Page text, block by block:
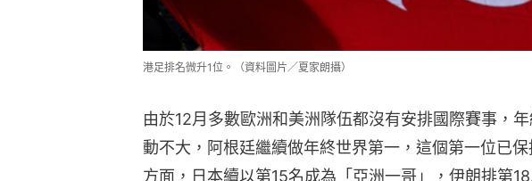
港足排名微升1位。（資料圖片／夏家朗攝）
由於12月多數歐洲和美洲隊伍都沒有安排國際賽事，
動不大，阿根廷繼續做年終世界第一，這個第一位已
方面，日本續以第15名成為「亞洲一哥」，伊朗排第